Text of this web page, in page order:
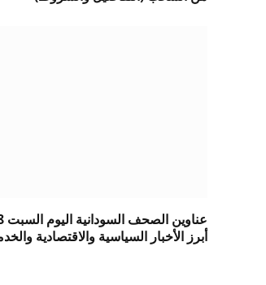
أبرز الأخبار السياسية والاقتصادية